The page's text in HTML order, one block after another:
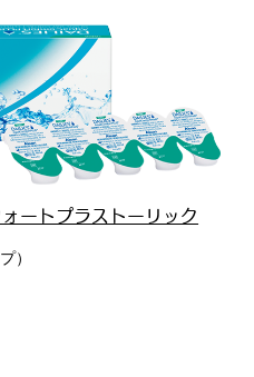
ートプラストーリック
）